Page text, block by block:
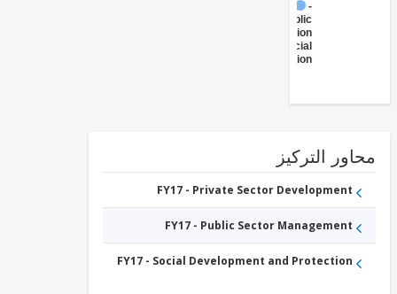
Administration
Protection
التركيز
FY17 - Private Sector Development
FY17 - Public Sector Management
FY17 - Social Development and Protection